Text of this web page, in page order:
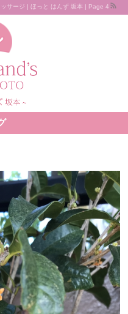
サージ | ほっと はんず 坂本 | Page 4